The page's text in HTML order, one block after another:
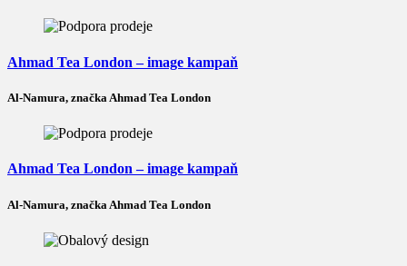
Ahmad Tea London – image kampaň
Al-Namura, značka Ahmad Tea London
Ahmad Tea London – image kampaň
Al-Namura, značka Ahmad Tea London